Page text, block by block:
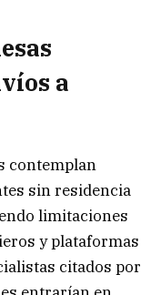
a
contemplan
sin residencia
limitaciones
y plataformas
citados por